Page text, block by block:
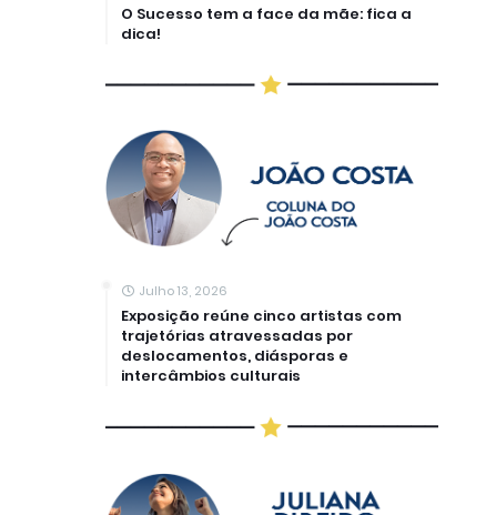
O Sucesso tem a face da mãe: fica a
dica!
Julho 13, 2026
Exposição reúne cinco artistas com
trajetórias atravessadas por
deslocamentos, diásporas e
intercâmbios culturais